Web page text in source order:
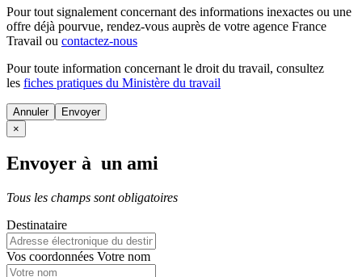
Pour tout signalement concernant des informations inexactes ou une
offre déjà pourvue, rendez-vous auprès de votre agence France
Travail ou contactez-nous
Pour toute information concernant le droit du travail, consultez
les fiches pratiques du Ministère du travail
Annuler
×
Envoyer à un ami
Tous les champs sont obligatoires
Destinataire
Vos coordonnées Votre nom